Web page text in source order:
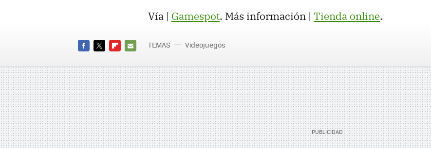
Vía | Gamespot. Más información | Tienda online.
MAIL
TEMAS Videojuegos